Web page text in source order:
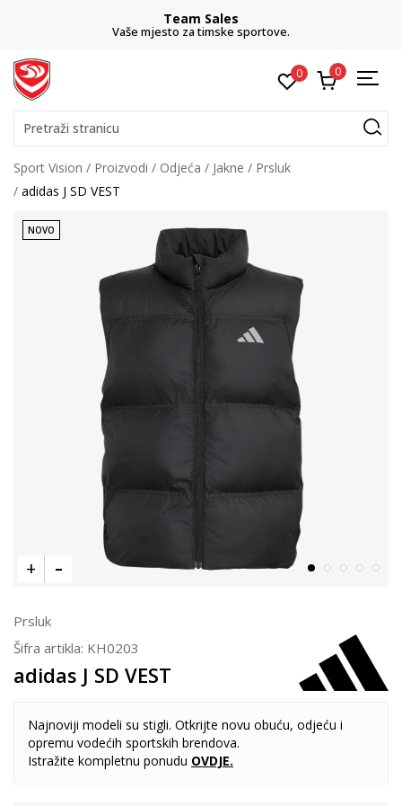
Team Sales
Vaše mjesto za timske sportove.
0 0
Pretraži stranicu
Sport Vision Proizvodi Odjeća Jakne
Prsluk
adidas J SD VEST
NOVO
Prsluk
Šifra artikla: KH0203
adidas J SD VEST
Najnoviji modeli su stigli. Otkrijte novu obuću, odjeću i
opremu vodećih sportskih brendova.
Istražite kompletnu ponudu OVDJE.